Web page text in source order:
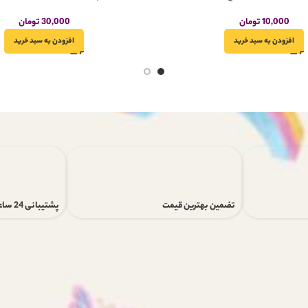
10,000تومان
افزودن به سبد خرید
30,000تومان
افزودن به سبد خرید
پشتیبانی 24 ساعته